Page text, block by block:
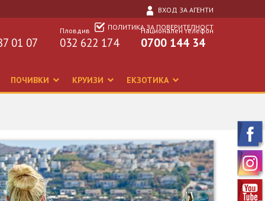
ВХОД ЗА АГЕНТИ
ПОЛИТИКА ЗА ПОВЕРИТЕЛНОСТ
Национален телефон
0700 144 34
Пловдив
032 622 174
01 07
ПОЧИВКИ КРУИЗИ ЕКЗОТИКА